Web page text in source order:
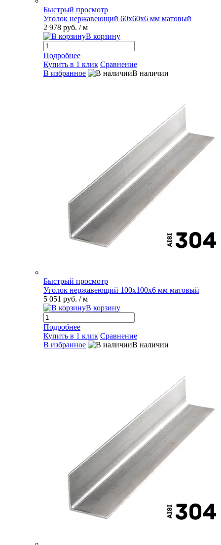
Быстрый просмотр
Уголок нержавеющий 60х60х6 мм матовый
2 978 руб. / м
В корзину
Подробнее
Купить в 1 клик Сравнение
В избранное
В наличии
Быстрый просмотр
Уголок нержавеющий 100х100х6 мм матовый
5 051 руб. / м
В корзину
Подробнее
Купить в 1 клик Сравнение
В избранное
В наличии